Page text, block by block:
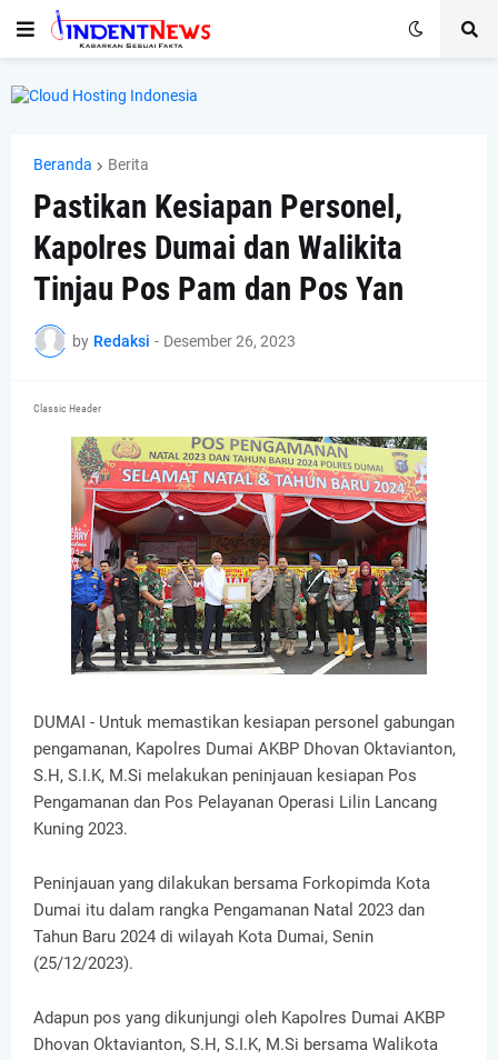
Beranda Berita
Pastikan Kesiapan Personel,
Kapolres Dumai dan Walikita
Tinjau Pos Pam dan Pos Yan
by Redaksi - Desember 26, 2023
Classic Header
DUMAI - Untuk memastikan kesiapan personel gabungan
pengamanan, Kapolres Dumai AKBP Dhovan Oktavianton,
S.H, S.I.K, M.Si melakukan peninjauan kesiapan Pos
Pengamanan dan Pos Pelayanan Operasi Lilin Lancang
Kuning 2023.
Peninjauan yang dilakukan bersama Forkopimda Kota
Dumai itu dalam rangka Pengamanan Natal 2023 dan
Tahun Baru 2024 di wilayah Kota Dumai, Senin
(25/12/2023).
Adapun pos yang dikunjungi oleh Kapolres Dumai AKBP
Dhovan Oktavianton, S.H, S.I.K, M.Si bersama Walikota